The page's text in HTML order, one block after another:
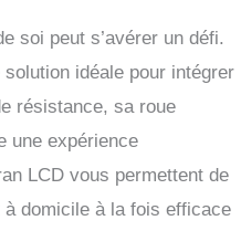
soi peut s’avérer un défi.
idéale pour intégrer
résistance, sa roue
une expérience
LCD vous permettent de
domicile à la fois efficace